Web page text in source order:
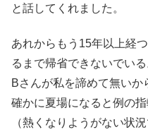
と話してくれました。
あれからもう15年以上経
るまで帰省できないでいる
Bさんが私を諦めて無いか
確かに夏場になると例の指
（熱くなりようがない状